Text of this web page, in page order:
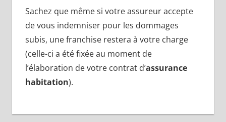
Sachez que même si votre assureur accepte
de vous indemniser pour les dommages
subis, une franchise restera à votre charge
(celle-ci a été fixée au moment de
l’élaboration de votre contrat d’assurance
habitation).